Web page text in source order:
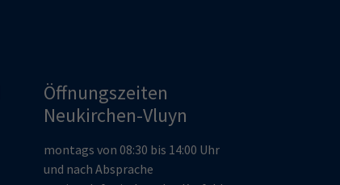
Öffnungszeiten
Neukirchen-Vluyn
montags von 08:30 bis 14:00 Uhr
und nach Absprache